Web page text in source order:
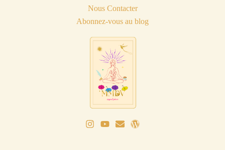
Nous Contacter
Abonnez-vous au blog